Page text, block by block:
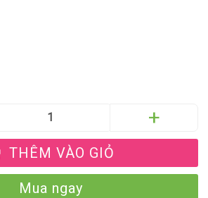
THÊM VÀO GIỎ
Mua ngay